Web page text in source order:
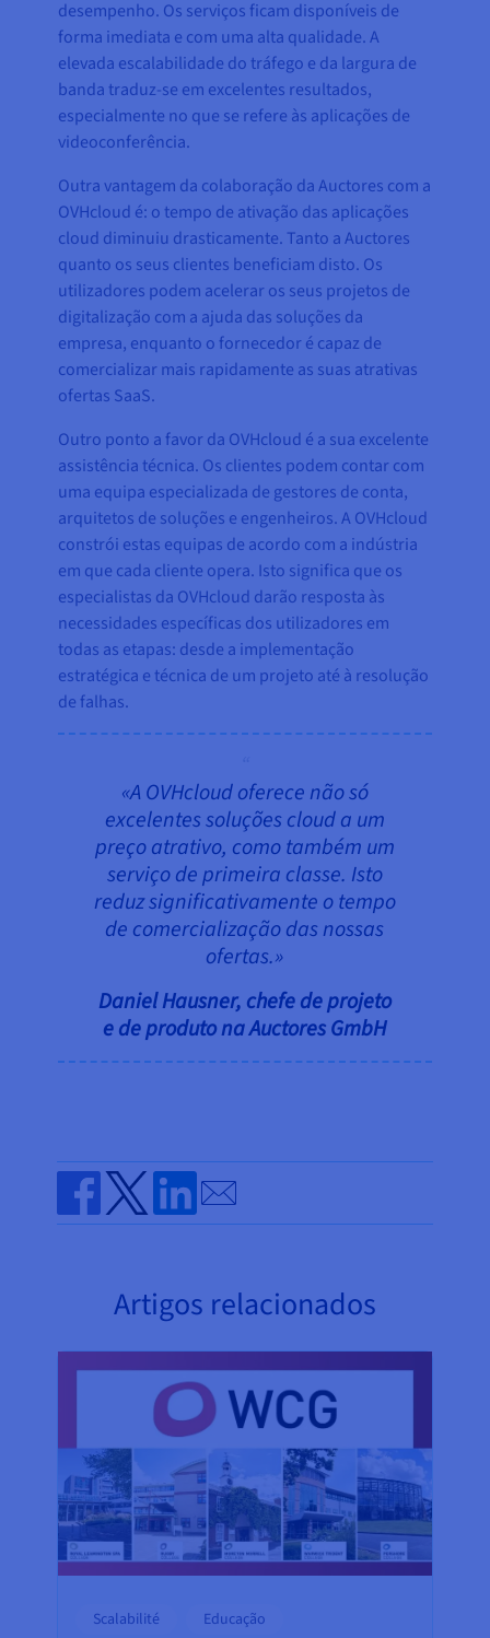
desempenho. Os serviços ficam disponíveis de
forma imediata e com uma alta qualidade. A
elevada escalabilidade do tráfego e da largura de
banda traduz-se em excelentes resultados,
especialmente no que se refere às aplicações de
videoconferência.
Outra vantagem da colaboração da Auctores com a
OVHcloud é: o tempo de ativação das aplicações
cloud diminuiu drasticamente. Tanto a Auctores
quanto os seus clientes beneficiam disto. Os
utilizadores podem acelerar os seus projetos de
digitalização com a ajuda das soluções da
empresa, enquanto o fornecedor é capaz de
comercializar mais rapidamente as suas atrativas
ofertas SaaS.
Outro ponto a favor da OVHcloud é a sua excelente
assistência técnica. Os clientes podem contar com
uma equipa especializada de gestores de conta,
arquitetos de soluções e engenheiros. A OVHcloud
constrói estas equipas de acordo com a indústria
em que cada cliente opera. Isto significa que os
especialistas da OVHcloud darão resposta às
necessidades específicas dos utilizadores em
todas as etapas: desde a implementação
estratégica e técnica de um projeto até à resolução
de falhas.
«A OVHcloud oferece não só
excelentes soluções cloud a um
preço atrativo, como também um
serviço de primeira classe. Isto
reduz significativamente o tempo
de comercialização das nossas
ofertas.»
Daniel Hausner, chefe de projeto
e de produto na Auctores GmbH
Share on Facebook
Share on Twitter
Share on Linkedin
Send by email
Artigos relacionados
Scalabilité Educação